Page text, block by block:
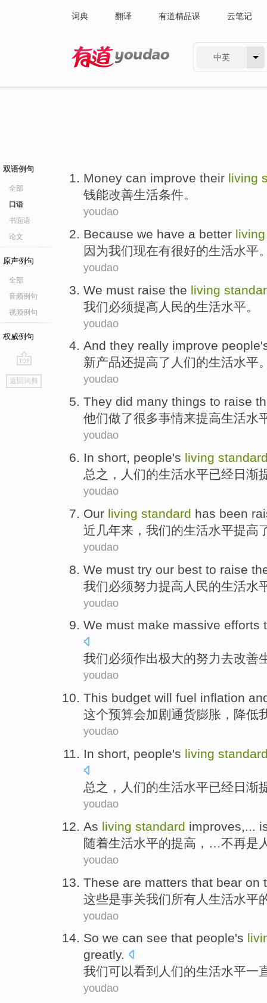
词典 翻译 有道精品课 云笔记
中英
双语例句
全部
口语
书面语
论文
原声例句
全部
音频例句
视频例句
权威例句
go
top
返回词典
Money can improve their living
钱能改善生活条件。
youdao
Because we have a better living
因为我们现在有很好的生活水平
youdao
We must raise the living
我们必须提高 人民的生活水平。
youdao
And they really improve people
新产品还提高了 人们的生活水平
youdao
They did many things to raise
他们做了很多事情来提高生活水
youdao
In short, people's living
总之 ， 人们的生活水平已经日渐
youdao
Our living standard has been
近几年来， 我们的生活水平提高
youdao
We must try our best to raise
我们必须努力提高 人民的生活水
youdao
We must make massive efforts
我们必须作出极大的努力去改善
youdao
This budget will fuel inflation
这个预算会加剧通货膨胀， 降低
youdao
In short, people's living
总之 ， 人们的生活水平已经日渐
youdao
As living standard improves,...
随着生活水平的提高 ，…不再是
youdao
These are matters that bear on
这些是事关我们所有 人 生活水平
youdao
So we can see that people's
greatly.
我们可以看到 人们的生活水平一
youdao